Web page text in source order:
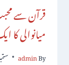
قرآن سے
میانوالی کا
By
admin ستمبر